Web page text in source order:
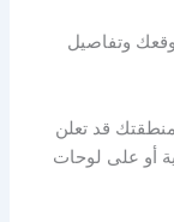
وتفاصيل
قد تعلن
أو على لوحات